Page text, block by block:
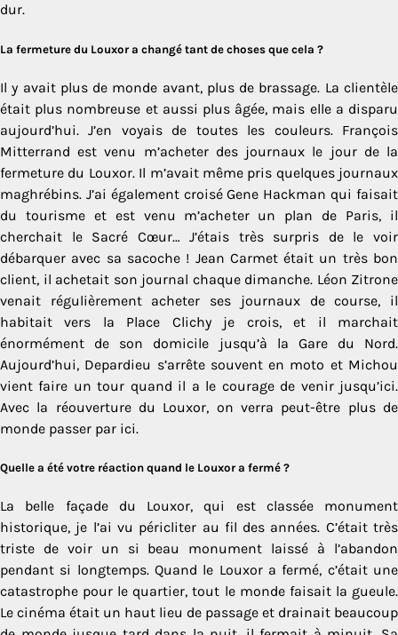
dur.
La fermeture du Louxor a changé tant de choses que cela ?
Il y avait plus de monde avant, plus de brassage. La clientèle
était plus nombreuse et aussi plus âgée, mais elle a disparu
aujourd’hui. J’en voyais de toutes les couleurs. François
Mitterrand est venu m’acheter des journaux le jour de la
fermeture du Louxor. Il m’avait même pris quelques journaux
maghrébins. J’ai également croisé Gene Hackman qui faisait
du tourisme et est venu m’acheter un plan de Paris, il
cherchait le Sacré Cœur… J’étais très surpris de le voir
débarquer avec sa sacoche ! Jean Carmet était un très bon
client, il achetait son journal chaque dimanche. Léon Zitrone
venait régulièrement acheter ses journaux de course, il
habitait vers la Place Clichy je crois, et il marchait
énormément de son domicile jusqu’à la Gare du Nord.
Aujourd’hui, Depardieu s’arrête souvent en moto et Michou
vient faire un tour quand il a le courage de venir jusqu’ici.
Avec la réouverture du Louxor, on verra peut-être plus de
monde passer par ici.
Quelle a été votre réaction quand le Louxor a fermé ?
La belle façade du Louxor, qui est classée monument
historique, je l’ai vu péricliter au fil des années. C’était très
triste de voir un si beau monument laissé à l’abandon
pendant si longtemps. Quand le Louxor a fermé, c’était une
catastrophe pour le quartier, tout le monde faisait la gueule.
Le cinéma était un haut lieu de passage et drainait beaucoup